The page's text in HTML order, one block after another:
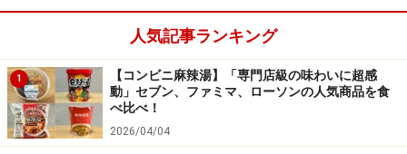
濃厚なマンゴーにパッションフルーツでメリハリをプラス！
筆者も大好きな組み合わせ
一方、マンゴーフラッペに使用しているのは、マンゴー
果肉ソース、パッションフルーツソース、チョコチッ
プ。マンゴーは単体でも力強い風味と甘みがあるのです
が、パッションフルーツの酸味や香りが加わると、味に
人気記事ランキング
1
【コンビニ麻辣湯】「専門店級の味わいに超感
動」セブン、ファミマ、ローソンの人気商品を食
べ比べ！
2026/04/04